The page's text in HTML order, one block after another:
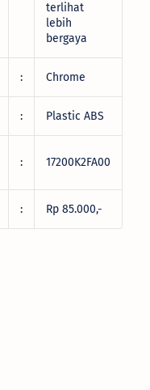
terlihat
lebih
bergaya
: Chrome
: Plastic ABS
: 17200K2FA00
: Rp 85.000,-